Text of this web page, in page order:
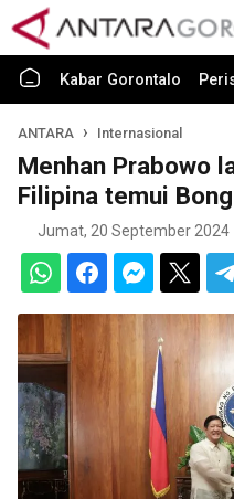
Kabar Gorontalo
ANTARA Internasional
Menhan Prabowo
Filipina temui
Jumat, 20 September 2024